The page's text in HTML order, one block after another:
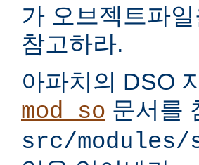
가 오브젝트파
참고하라.
아파치의 DSO
mod_so 문서를
src/modules/